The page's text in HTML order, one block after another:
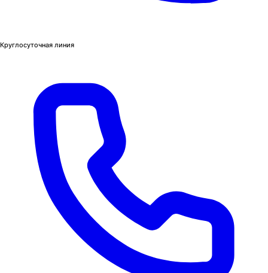
Круглосуточная линия